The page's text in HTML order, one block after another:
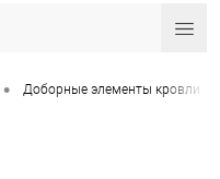
• Доборные элементы кровли